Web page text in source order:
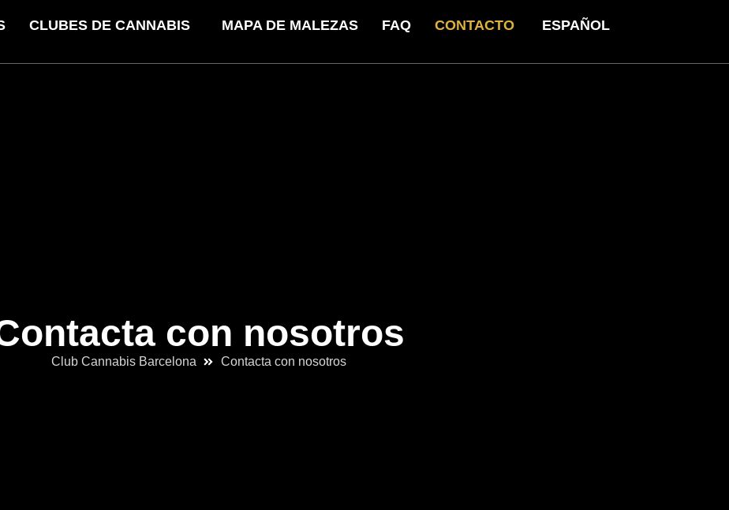
CLUBES DE CANNABIS MAPA DE MALEZAS FAQ CONTACTO ESPAÑOL
con nosotros
Club Cannabis Barcelona Contacta con nosotros